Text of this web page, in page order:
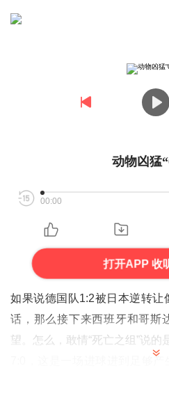
动物凶猛
00:00
打开APP 收
如果说德国队1:2被日本逆转让
话，那么接下来西班牙和哥斯
望。怎么，敢情“死亡之组”说的